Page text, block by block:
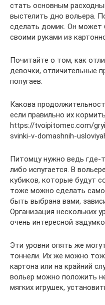
стать основным
выстелить дно вольера.
сделать домик. Он может
своими руками из
Почитайте о том, как
девочки, отличительные
попугаев.
Какова
если правильно их
https://tvoipitomec.com/
svinki-v-domashnih-
Питомцу нужно ведь где-
либо испугается. В
кубиков, которые будут
тоже можно сделать
быть выбрана вами,
Организация нескольких
очень интересной
Эти уровни опять же
тоннели. Их же можно
картона или на крайний
вольер можно положить
мягких игрушек,